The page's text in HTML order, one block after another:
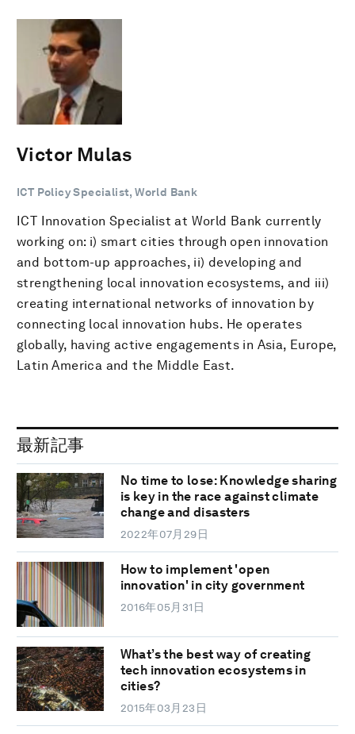
Victor Mulas
ICT Policy Specialist, World Bank
ICT Innovation Specialist at World Bank currently
working on: i) smart cities through open innovation
and bottom-up approaches, ii) developing and
strengthening local innovation ecosystems, and iii)
creating international networks of innovation by
connecting local innovation hubs. He operates
globally, having active engagements in Asia, Europe,
Latin America and the Middle East.
最新記事
No time to lose: Knowledge sharing
is key in the race against climate
change and disasters
2022年07月29日
How to implement 'open
innovation' in city government
2016年05月31日
What’s the best way of creating
tech innovation ecosystems in
cities?
2015年03月23日